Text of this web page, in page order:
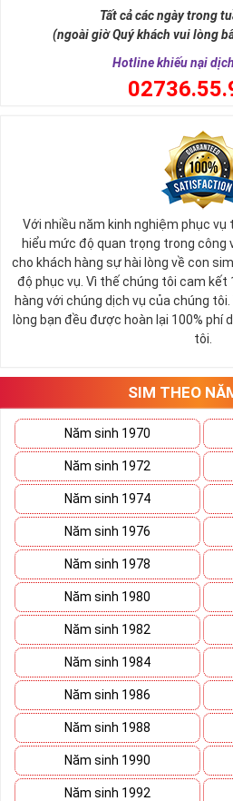
Tất cả các ngày trong
(ngoài giờ Quý khách vui lòng
Hotline khiếu nại
0
Với nhiều năm kinh nghiệm phục
hiểu mức độ quan trọng trong công
cho khách hàng sự hài lòng về con
độ phục vụ. Vì thế chúng tôi cam kết
hàng với chúng dịch vụ của chúng
lòng bạn đều được hoàn lại 100% phí
tôi.
SIM THEO
Năm sinh 1970
Năm sinh 1972
Năm sinh 1974
Năm sinh 1976
Năm sinh 1978
Năm sinh 1980
Năm sinh 1982
Năm sinh 1984
Năm sinh 1986
Năm sinh 1988
Năm sinh 1990
Năm sinh 1992